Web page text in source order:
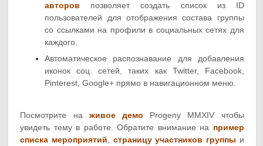
авторов позволяет создать список из ID
пользователей для отображения состава группы
со ссылками на профили в социальных сетях для
каждого.
Автоматическое распознавание для добавления
иконок соц. сетей, таких как Twitter, Facebook,
Pinterest, Google+ прямо в навигационном меню.
Посмотрите на живое демо Progeny MMXIV чтобы
увидеть тему в работе. Обратите внимание на пример
списка мероприятий
страницу участников группы и